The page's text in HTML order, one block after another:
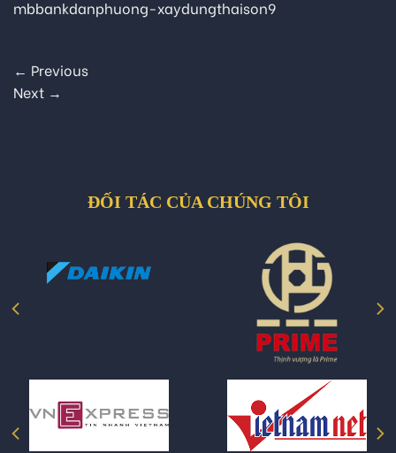
mbbankdanphuong-xaydungthaison9
← Previous
Next →
ĐỐI TÁC CỦA CHÚNG TÔI